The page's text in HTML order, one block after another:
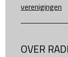
verenigingen
OVER